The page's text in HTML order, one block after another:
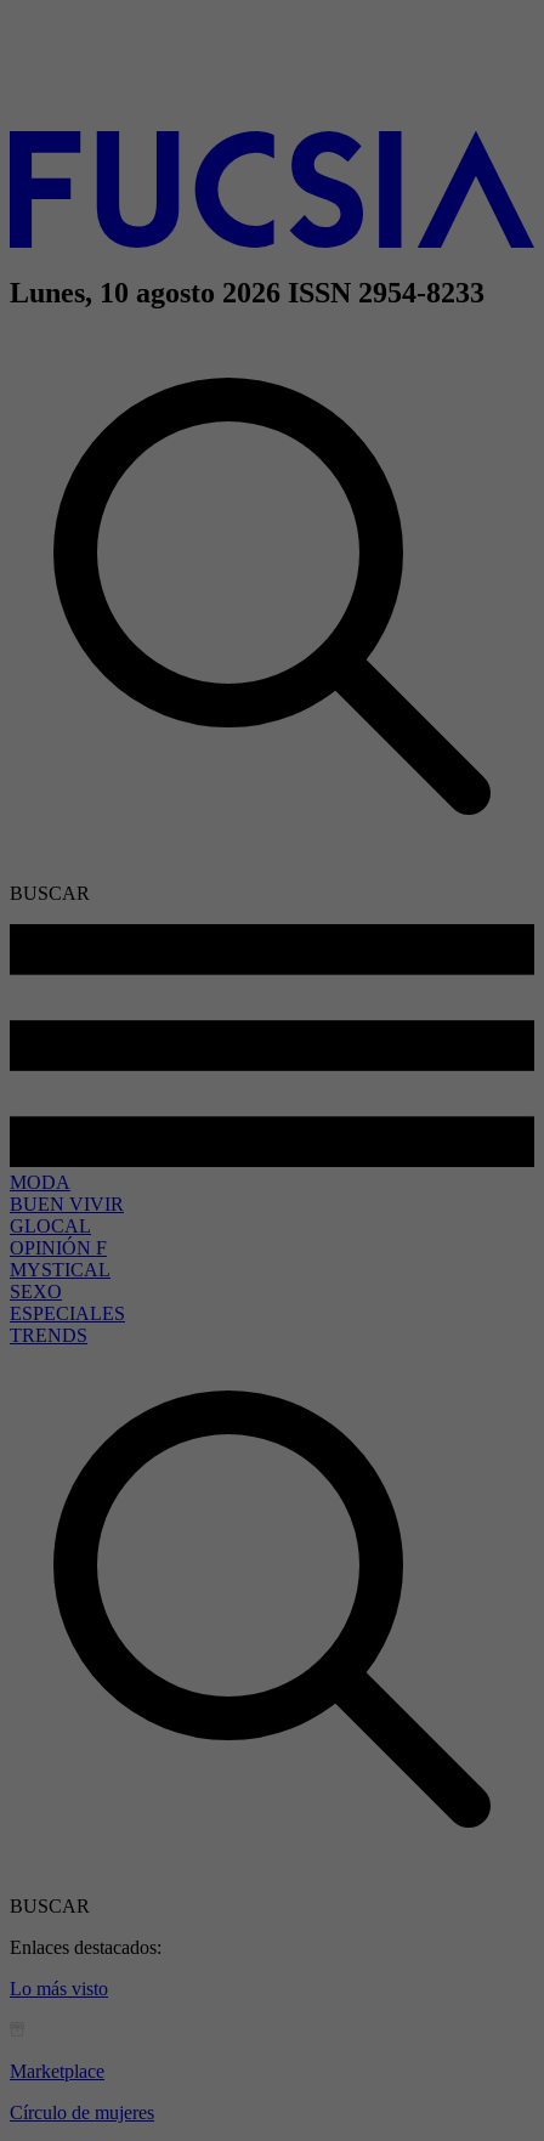
Lunes, 10 agosto 2026 ISSN 2954-8233
BUSCAR
MODA
BUEN VIVIR
GLOCAL
OPINIÓN F
MYSTICAL
SEXO
ESPECIALES
TRENDS
BUSCAR
Enlaces destacados:
Lo más visto
Marketplace
Círculo de mujeres